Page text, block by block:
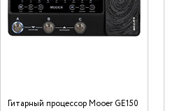
Гитарный процессор Mooer GE150